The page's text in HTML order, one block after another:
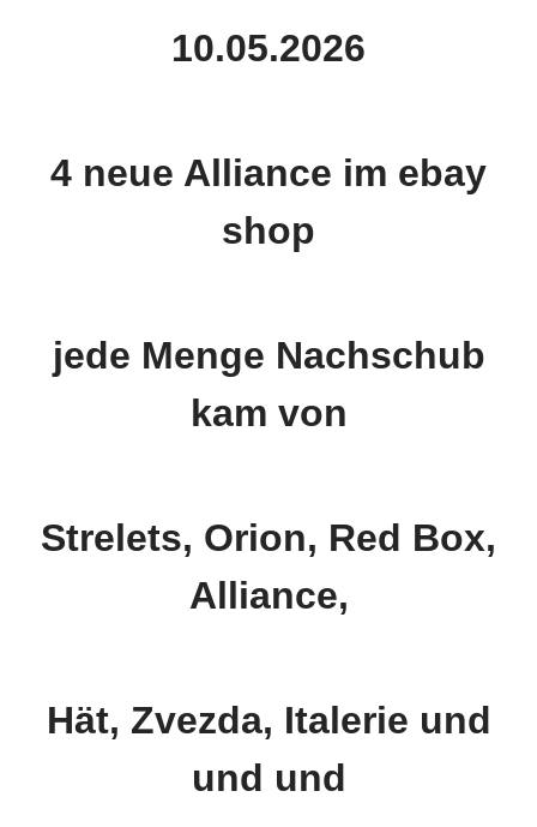
10.05.2026
4 neue Alliance im ebay
shop
jede Menge Nachschub
kam von
Strelets, Orion, Red Box,
Alliance,
Hät, Zvezda, Italerie und
und und